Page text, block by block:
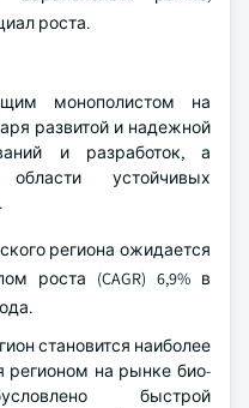
роста.
монополистом на
развитой и надежной
и разработок, а
устойчивых
региона ожидается
роста (CAGR) 6,9% в
становится наиболее
на рынке био-
быстрой